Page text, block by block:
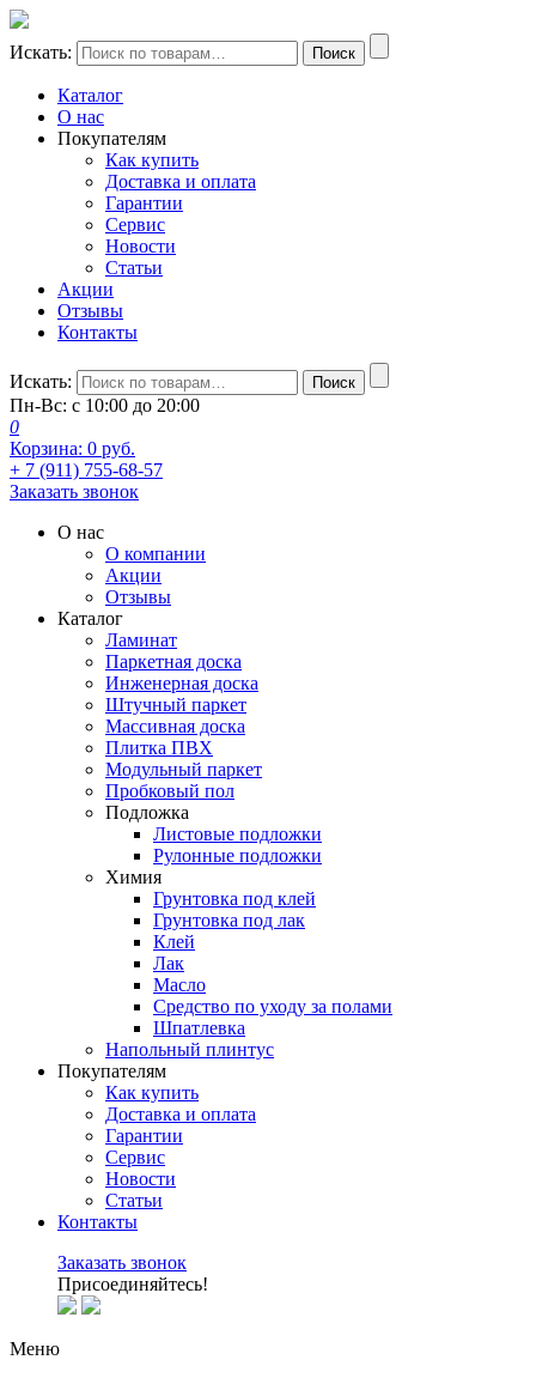
Искать: Поиск
Каталог
О нас
Покупателям
Как купить
Доставка и оплата
Гарантии
Сервис
Новости
Статьи
Акции
Отзывы
Контакты
Искать: Поиск
Пн-Вс: с 10:00 до 20:00
0
Корзина: 0 руб.
+ 7 (911) 755-68-57
Заказать звонок
О нас
О компании
Акции
Отзывы
Каталог
Ламинат
Паркетная доска
Инженерная доска
Штучный паркет
Массивная доска
Плитка ПВХ
Модульный паркет
Пробковый пол
Подложка
Листовые подложки
Рулонные подложки
Химия
Грунтовка под клей
Грунтовка под лак
Клей
Лак
Масло
Средство по уходу за полами
Шпатлевка
Напольный плинтус
Покупателям
Как купить
Доставка и оплата
Гарантии
Сервис
Новости
Статьи
Контакты
Заказать звонок
Присоединяйтесь!
Меню